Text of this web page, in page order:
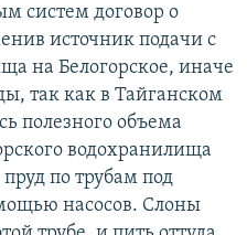
систем договор о
источник подачи с
на Белогорское, иначе
так как в Тайганском
полезного объема
водохранилища
пруд по трубам под
насосов. Слоны